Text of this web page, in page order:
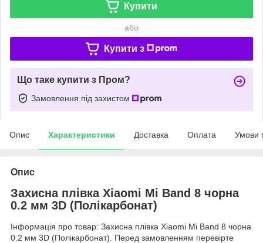
Купити
або
Купити з
Що таке купити з Пром?
Замовлення під захистом
Опис Характеристики Доставка Оплата Умови
Опис
Захисна плівка Xiaomi Mi Band 8 чорна
0.2 мм 3D (Полікарбонат)
Інформація про товар: Захисна плівка Xiaomi Mi Band 8 чорна
0.2 мм 3D (Полікарбонат). Перед замовленням перевірте